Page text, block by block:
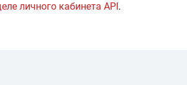
личного кабинета API.